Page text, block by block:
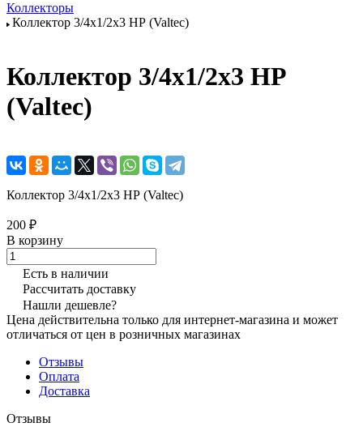
Коллекторы
Коллектор 3/4х1/2х3 НР (Valtec)
Коллектор 3/4х1/2х3 НР
(Valtec)
Коллектор 3/4х1/2х3 НР (Valtec)
200 ₽
В корзину
Есть в наличии
Рассчитать доставку
Нашли дешевле?
Цена действительна только для интернет-магазина и может
отличаться от цен в розничных магазинах
Отзывы
Оплата
Доставка
Отзывы